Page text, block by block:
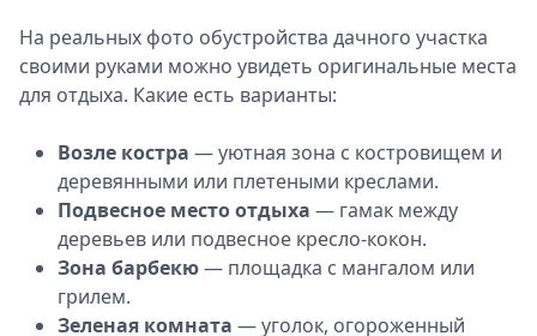
На реальных фото обустройства дачного участка
своими руками можно увидеть оригинальные места
для отдыха. Какие есть варианты:
Возле костра ― уютная зона с костровищем и
деревянными или плетеными креслами.
Подвесное место отдыха ― гамак между
деревьев или подвесное кресло-кокон.
Зона барбекю― площадка с мангалом или
грилем.
Зеленая комната ― уголок, огороженный